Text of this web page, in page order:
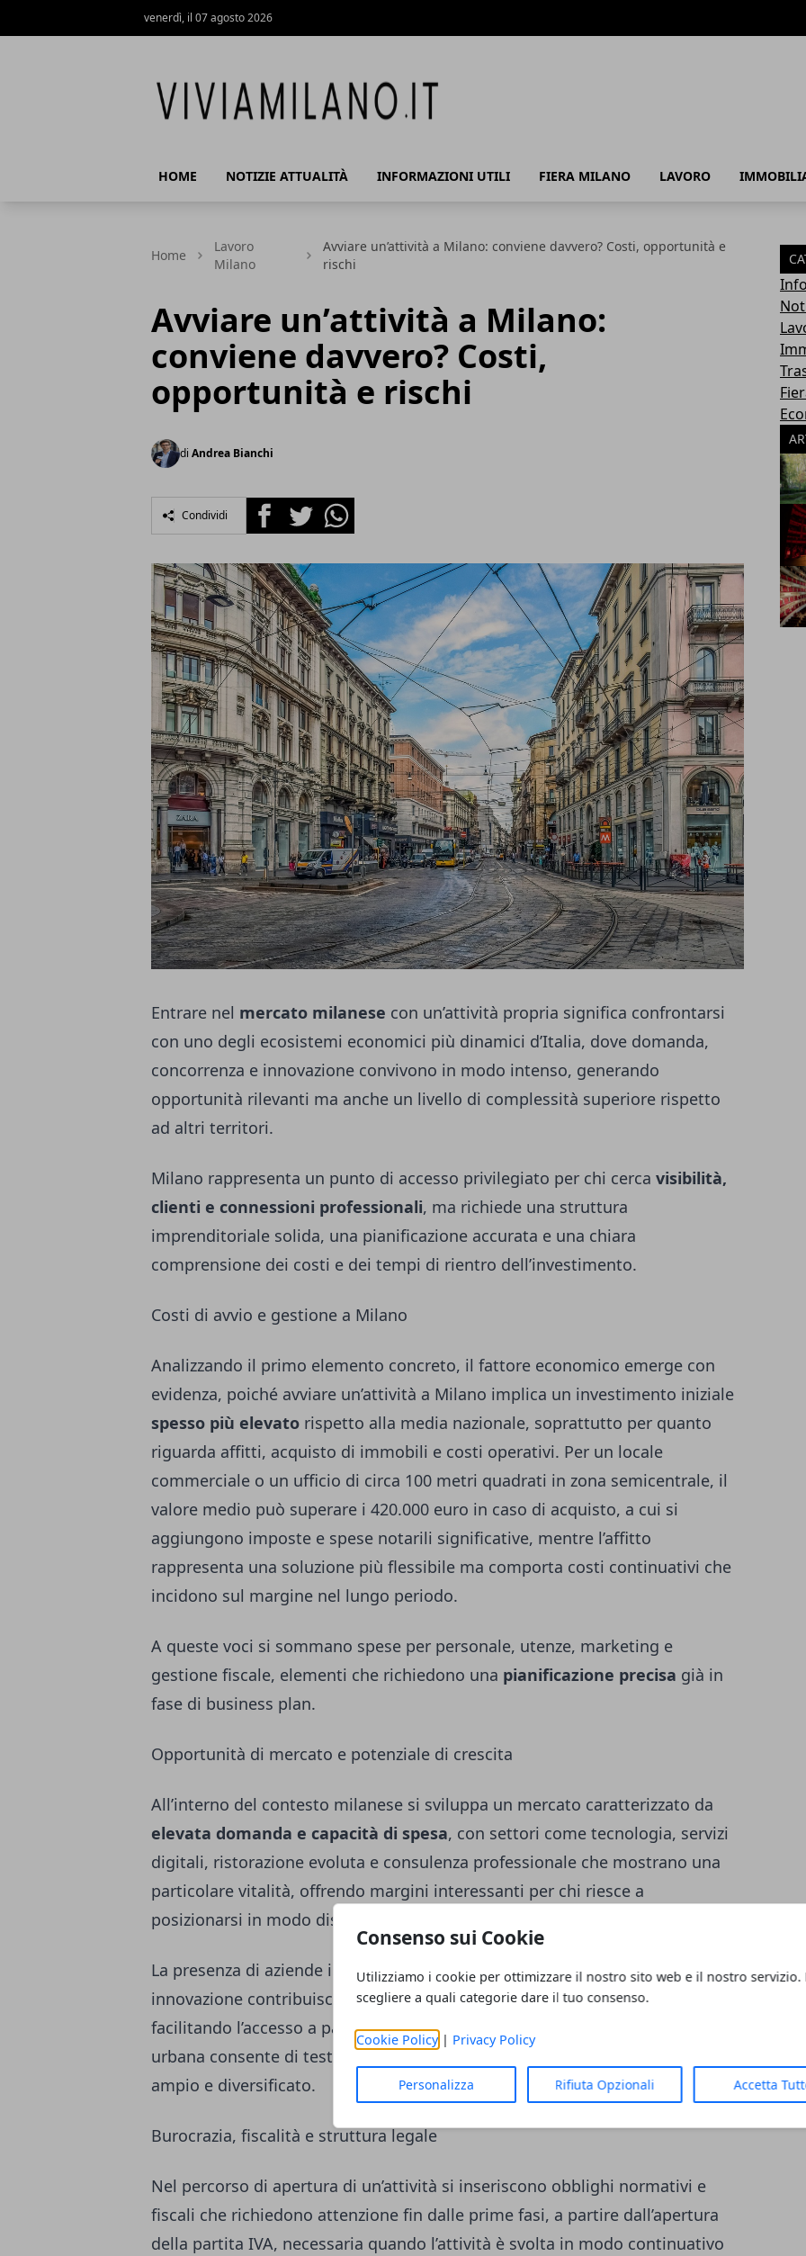
Consenso sui Cookie
Utilizziamo i cookie per ottimizzare il nostro sito web e il nostro servizio.
scegliere a quali categorie dare il tuo consenso.
Cookie Policy| Privacy Policy
Personalizza Rifiuta Opzionali Accetta
venerdì, il 07 agosto 2026
HOME NOTIZIE ATTUALITÀ INFORMAZIONI UTILI FIERA MILANO LAVORO
Home
Lavoro
Milano
Avviare un’attività a Milano: conviene davvero? Costi, opportunità e
rischi
Avviare un’attività a Milano:
conviene davvero? Costi,
opportunità e rischi
di Andrea Bianchi
Condividi FacebookTwitterWhatsapp
Entrare nel mercato milanese con un’attività propria significa confrontarsi
con uno degli ecosistemi economici più dinamici d’Italia, dove domanda,
concorrenza e innovazione convivono in modo intenso, generando
opportunità rilevanti ma anche un livello di complessità superiore rispetto
ad altri territori.
Milano rappresenta un punto di accesso privilegiato per chi cerca visibilità,
clienti e connessioni professionali, ma richiede una struttura
imprenditoriale solida, una pianificazione accurata e una chiara
comprensione dei costi e dei tempi di rientro dell’investimento.
Costi di avvio e gestione a Milano
Analizzando il primo elemento concreto, il fattore economico emerge con
evidenza, poiché avviare un’attività a Milano implica un investimento iniziale
spesso più elevato rispetto alla media nazionale, soprattutto per quanto
riguarda affitti, acquisto di immobili e costi operativi. Per un locale
commerciale o un ufficio di circa 100 metri quadrati in zona semicentrale, il
valore medio può superare i 420.000 euro in caso di acquisto, a cui si
aggiungono imposte e spese notarili significative, mentre l’affitto
rappresenta una soluzione più flessibile ma comporta costi continuativi che
incidono sul margine nel lungo periodo.
A queste voci si sommano spese per personale, utenze, marketing e
gestione fiscale, elementi che richiedono una pianificazione precisa già in
fase di business plan.
Opportunità di mercato e potenziale di crescita
All’interno del contesto milanese si sviluppa un mercato caratterizzato da
elevata domanda e capacità di spesa, con settori come tecnologia, servizi
digitali, ristorazione evoluta e consulenza professionale che mostrano una
particolare vitalità, offrendo margini interessanti per chi riesce a
posizionarsi in modo distintivo.
La presenza di aziende internazionali, eventi, investitori e hub di
innovazione contribuisce a creare un ambiente favorevole alla crescita,
facilitando l’accesso a partnership e finanziamenti, mentre la dimensione
urbana consente di testare rapidamente prodotti e servizi su un pubblico
ampio e diversificato.
Burocrazia, fiscalità e struttura legale
Nel percorso di apertura di un’attività si inseriscono obblighi normativi e
fiscali che richiedono attenzione fin dalle prime fasi, a partire dall’apertura
della partita IVA, necessaria quando l’attività è svolta in modo continuativo